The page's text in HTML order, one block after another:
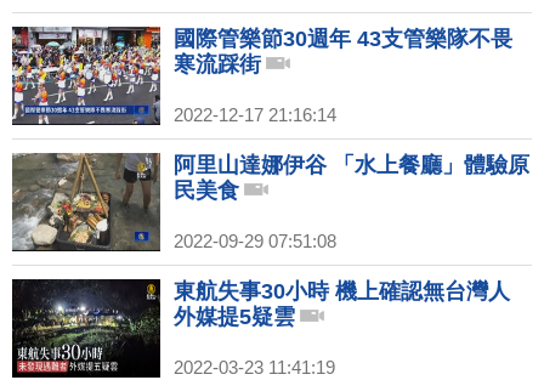
國際管樂節30週年 43支管樂隊不畏
寒流踩街
2022-12-17 21:16:14
阿里山達娜伊谷 「水上餐廳」體驗原
民美食
2022-09-29 07:51:08
東航失事30小時 機上確認無台灣人
外媒提5疑雲
2022-03-23 11:41:19